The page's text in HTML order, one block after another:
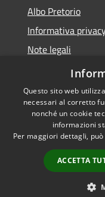
Albo Pretorio
Informativa
Note legali
Dichiarazione di
Accessibilità
Questo sito web
necessari al corretto
nonché un cookie
informazioni
Per maggiori dettagli,
ACCETTA